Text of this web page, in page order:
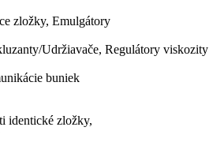
zložky, Emulgátory
Udržiavače, Regulátory viskozity
buniek
identické zložky,